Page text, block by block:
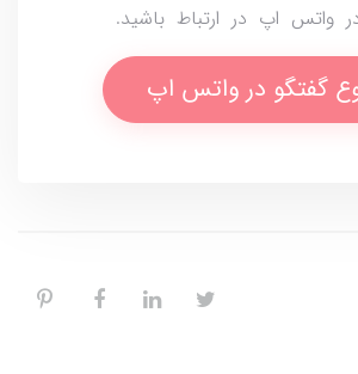
واتس اپ در ارتباط باشید.
گفتگو در واتس اپ